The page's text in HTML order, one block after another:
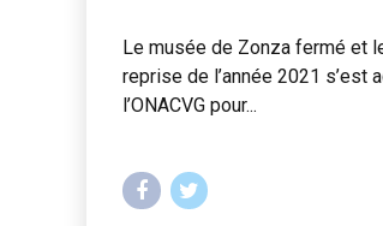
Le musée de Zonza fermé et
reprise de l’année 2021
l’ONACVG pour...